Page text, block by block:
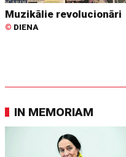
Muzikālie revolucionāri
© DIENA
IN MEMORIAM